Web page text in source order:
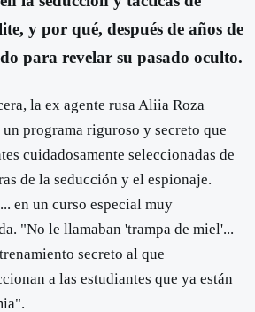
y por qué, después de años de
para revelar su pasado oculto.
la ex agente rusa Aliia Roza
programa riguroso y secreto que
cuidadosamente seleccionadas de
de la seducción y el espionaje.
en un curso especial muy
"No le llamaban 'trampa de miel'...
secreto al que
a las estudiantes que ya están